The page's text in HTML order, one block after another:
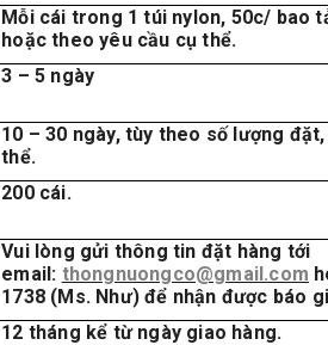
Mỗi cái trong 1 túi nylon, 50c/ bao
hoặc theo yêu cầu cụ thể.
3 – 5 ngày
10 – 30 ngày, tùy theo số lượng
thể.
200 cái.
Vui lòng gửi thông tin đặt hàng tới
email: thongnuongco@gmail.com
1738 (Ms. Như) để nhận được báo
12 tháng kể từ ngày giao hàng.